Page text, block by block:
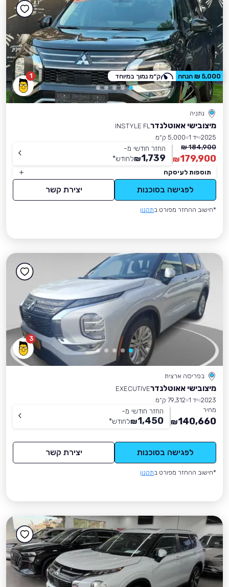
1
נתניה
מיצובישי אאוטלנדר INSTYLE FL
2025 יד 1
5,000 ק״מ
184,900 ₪
179,900
₪
החזר חודשי מ-
1,739
₪לחודש*
תוספות לעיסקה
לפגישה בסוכנות יצירת קשר
*חישוב ההחזר מפורט בתקנון
5,000 ₪ הנחה ק״מ נמוך במיוחד
3
בפריסה ארצית
מיצובישי אאוטלנדרEXECUTIVE
2023 יד 1
79,312 ק״מ
מחיר
140,660
₪
החזר חודשי מ-
1,450
₪לחודש*
לפגישה בסוכנות יצירת קשר
*חישוב ההחזר מפורט בתקנון